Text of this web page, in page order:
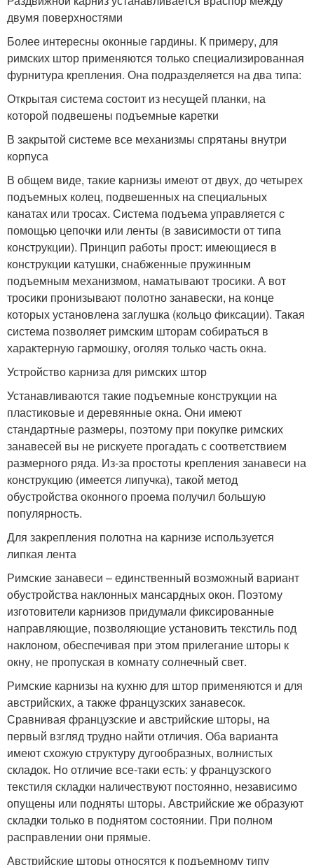
двумя поверхностями
Более интересны оконные гардины. К примеру, для
римских штор применяются только специализированная
фурнитура крепления. Она подразделяется на два типа:
Открытая система состоит из несущей планки, на
которой подвешены подъемные каретки
В закрытой системе все механизмы спрятаны внутри
корпуса
В общем виде, такие карнизы имеют от двух, до четырех
подъемных колец, подвешенных на специальных
канатах или тросах. Система подъема управляется с
помощью цепочки или ленты (в зависимости от типа
конструкции). Принцип работы прост: имеющиеся в
конструкции катушки, снабженные пружинным
подъемным механизмом, наматывают тросики. А вот
тросики пронизывают полотно занавески, на конце
которых установлена заглушка (кольцо фиксации). Такая
система позволяет римским шторам собираться в
характерную гармошку, оголяя только часть окна.
Устройство карниза для римских штор
Устанавливаются такие подъемные конструкции на
пластиковые и деревянные окна. Они имеют
стандартные размеры, поэтому при покупке римских
занавесей вы не рискуете прогадать с соответствием
размерного ряда. Из-за простоты крепления занавеси на
конструкцию (имеется липучка), такой метод
обустройства оконного проема получил большую
популярность.
Для закрепления полотна на карнизе используется
липкая лента
Римские занавеси – единственный возможный вариант
обустройства наклонных мансардных окон. Поэтому
изготовители карнизов придумали фиксированные
направляющие, позволяющие установить текстиль под
наклоном, обеспечивая при этом прилегание шторы к
окну, не пропуская в комнату солнечный свет.
Римские карнизы на кухню для штор применяются и для
австрийских, а также французских занавесок.
Сравнивая французские и австрийские шторы, на
первый взгляд трудно найти отличия. Оба варианта
имеют схожую структуру дугообразных, волнистых
складок. Но отличие все-таки есть: у французского
текстиля складки наличествуют постоянно, независимо
опущены или подняты шторы. Австрийские же образуют
складки только в поднятом состоянии. При полном
расправлении они прямые.
Австрийские шторы относятся к подъемному типу